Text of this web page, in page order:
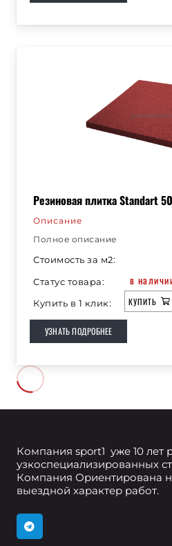
Резиновая плитка Standart
Описание
Полное описание
Стоимость за м2:
Статус товара:
в
Купить в 1 клик: КУПИТЬ
УЗНАТЬ ПОДРОБНЕЕ
Компания sport1 уже 10 лет
узкоспециализированных
Компания Ориентирована
выездной характер работ.